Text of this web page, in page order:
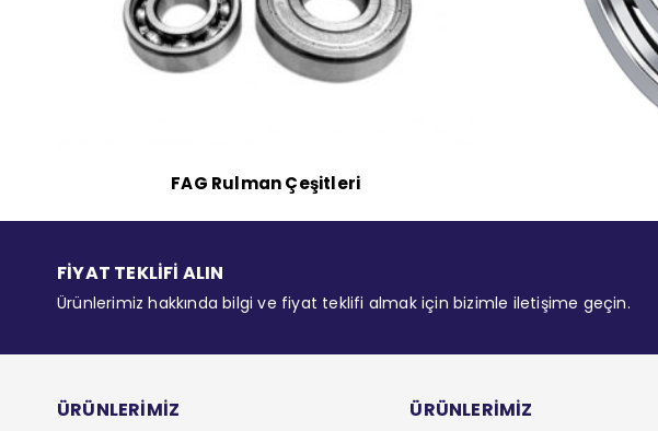
FAG Rulman Çeşitleri
FİYAT TEKLİFİ ALIN
Ürünlerimiz hakkında bilgi ve fiyat teklifi almak için bizimle iletişime geçin.
ÜRÜNLERİMİZ
ÜRÜNLERİMİZ